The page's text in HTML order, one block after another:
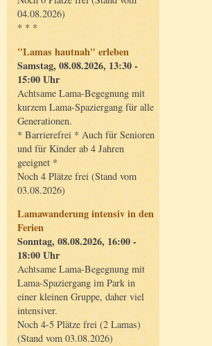
04.08.2026)
* * *
"Lamas hautnah" erleben
Samstag, 08.08.2026, 13:30 -
15:00 Uhr
Achtsame Lama-Begegnung mit
kurzem Lama-Spaziergang für alle
Generationen.
* Barrierefrei * Auch für Senioren
und für Kinder ab 4 Jahren
geeignet *
Noch 4 Plätze frei (Stand vom
03.08.2026)
Lamawanderung intensiv in den
Ferien
Sonntag, 08.08.2026, 16:00 -
18:00 Uhr
Achtsame Lama-Begegnung mit
Lama-Spaziergang im Park in
einer kleinen Gruppe, daher viel
intensiver.
Noch 4-5 Plätze frei (2 Lamas)
(Stand vom 03.08.2026)